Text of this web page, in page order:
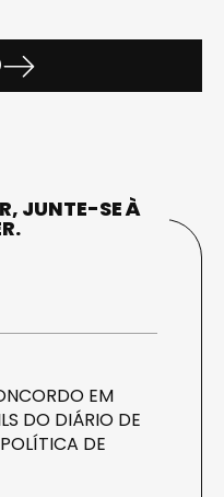
JUNTE-SE À
EM
DO DIÁRIO DE
POLÍTICA DE